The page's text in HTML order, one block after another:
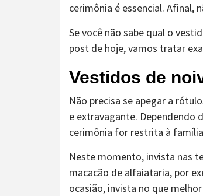
cerimônia é essencial. Afinal,
Se você não sabe qual o
post de hoje, vamos tratar
Vestidos de
Não precisa se apegar a
e extravagante. Dependendo
cerimônia for restrita à
Neste momento, invista nas
macacão de alfaiataria, por
ocasião, invista no que